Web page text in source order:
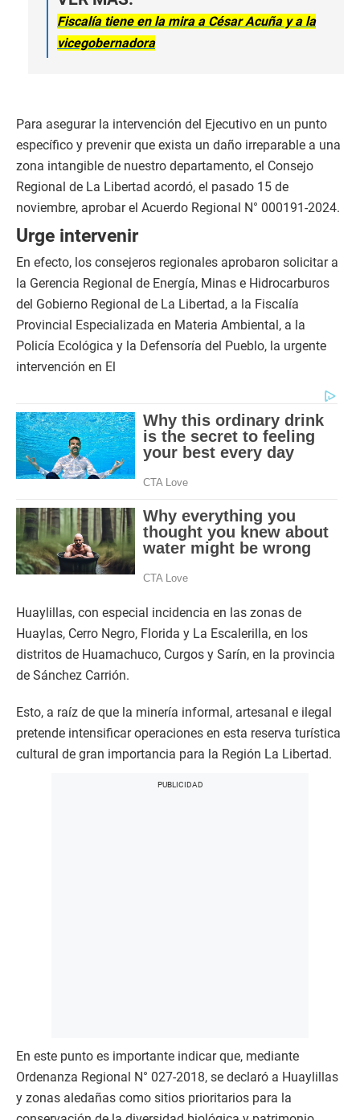
Fiscalía tiene en la mira a César Acuña y a la
vicegobernadora
Para asegurar la intervención del Ejecutivo en un punto
específico y prevenir que exista un daño irreparable a una
zona intangible de nuestro departamento, el Consejo
Regional de La Libertad acordó, el pasado 15 de
noviembre, aprobar el Acuerdo Regional N° 000191-2024.
Urge intervenir
En efecto, los consejeros regionales aprobaron solicitar a
la Gerencia Regional de Energía, Minas e Hidrocarburos
del Gobierno Regional de La Libertad, a la Fiscalía
Provincial Especializada en Materia Ambiental, a la
Policía Ecológica y la Defensoría del Pueblo, la urgente
intervención en El
Huaylillas, con especial incidencia en las zonas de
Huaylas, Cerro Negro, Florida y La Escalerilla, en los
distritos de Huamachuco, Curgos y Sarín, en la provincia
de Sánchez Carrión.
Esto, a raíz de que la minería informal, artesanal e ilegal
pretende intensificar operaciones en esta reserva turística
cultural de gran importancia para la Región La Libertad.
En este punto es importante indicar que, mediante
Ordenanza Regional N° 027-2018, se declaró a Huaylillas
y zonas aledañas como sitios prioritarios para la